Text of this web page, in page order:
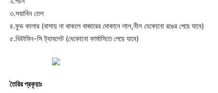
৩.সয়াবিন তেল
৪.ফুড কালার (বাসায় না থাকলে বাজারের দোকানে লাল,নীল যেকোনো রঙের পেয়ে যাবে)
৫.ভিটামিন-সি ট্যাবলেট (যেকোনো ফার্মাসিতে পেয়ে যাবে)
তৈরির প্রকৃয়াঃ